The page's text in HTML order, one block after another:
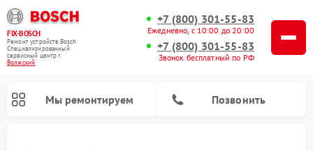
FIX-BOSCH
Ремонт устройств Bosch
Специализированный
cервисный центр г.
Волжский
+7 (800) 301-55-83
Ежедневно, с 10:00 до 20:00
+7 (800) 301-55-83
Звонок бесплатный по РФ
Мы ремонтируем Позвонить